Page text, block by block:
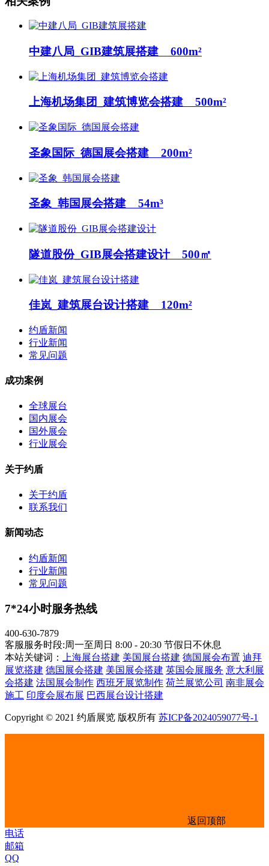
中建八局_GIB建筑展搭建 600m²
上海机场集团_建筑博览会搭建 500m²
圣象国际_德国展会搭建 200m²
圣象_韩国展会搭建 54m³
隧道股份_GIB展会搭建设计 500㎡
佳岚_建筑展台设计搭建 120m²
约盾新闻
行业新闻
常见问题
成功案例
全球展台
国内展会
国外展会
行业展会
关于约盾
关于约盾
联系我们
新闻动态
约盾新闻
行业新闻
常见问题
7*24小时服务热线
400-630-7879
客服服务时段:周一至周日 8:00 - 20:30 节假日不休息
本站关键词：
上海展台搭建 美国展台搭建 德国展会布置 迪拜
展览搭建 德国展会搭建 美国展会搭建 英国会展服务 意大利展
会搭建 法国展会制作 西班牙展览制作 荷兰展览公司 南非展会
施工 印度会展布展 巴西展台设计搭建
Copyright © 2021 约盾展览 版权所有 苏ICP备2024059077号-1
返回顶部
电话
邮箱
QQ